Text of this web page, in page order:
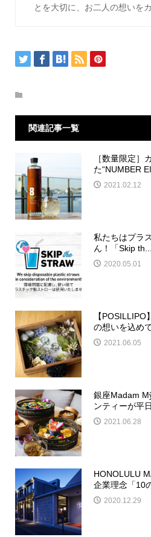
とを大切に、お二人の想いを
関連記事一覧
［数量限定］
た“NUMBER
2021.02.12
私たちはプラ
ん！「Skip th...
2020.05.01
【
の想いを込め
2021.06.05
銀座Madam
ンティーが平日
2021.06.28
HONOLULU
企業理念「10
2020.12.29